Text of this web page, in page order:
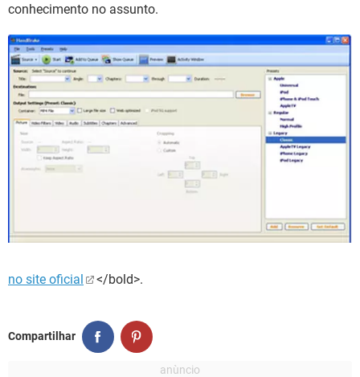
conhecimento no assunto.
no site oficial </bold>.
Compartilhar